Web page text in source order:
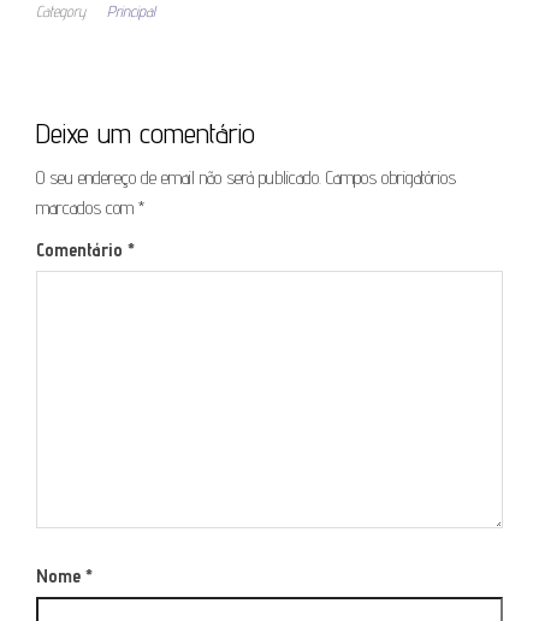
Category Principal
Deixe um comentário
O seu endereço de email não será publicado. Campos obrigatórios
marcados com *
Comentário *
Nome *